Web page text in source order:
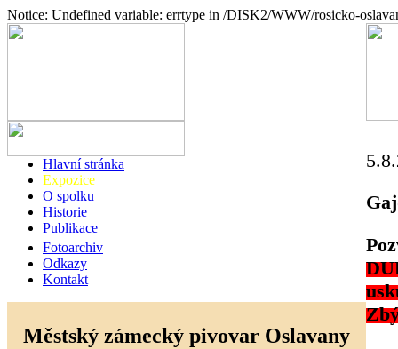
Notice: Undefined variable: errtype in /DISK2/WWW/rosicko-
Hlavní stránka
Expozice
O spolku
Historie
Publikace
Fotoarchiv
Odkazy
Kontakt
Městský zámecký pivovar Oslavany